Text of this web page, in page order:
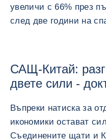
увеличи с 66% през
след две години на
САЩ-Китай:
двете сили -
Въпреки натиска за
икономики остават
Съединените щати и